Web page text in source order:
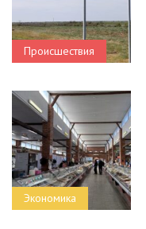
Происшествия
Экономика